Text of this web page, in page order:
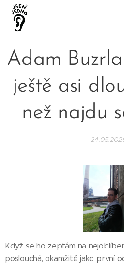
Adam
ještě asi
než najdu
Když se ho zeptám na
poslouchá, okamžitě jako první